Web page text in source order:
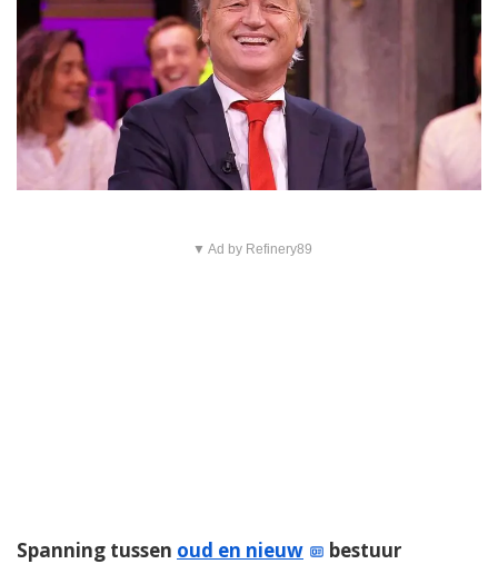
▼ Ad by Refinery89
Spanning tussen oud en nieuw
bestuur